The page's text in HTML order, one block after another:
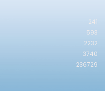
241
593
2232
3740
236729